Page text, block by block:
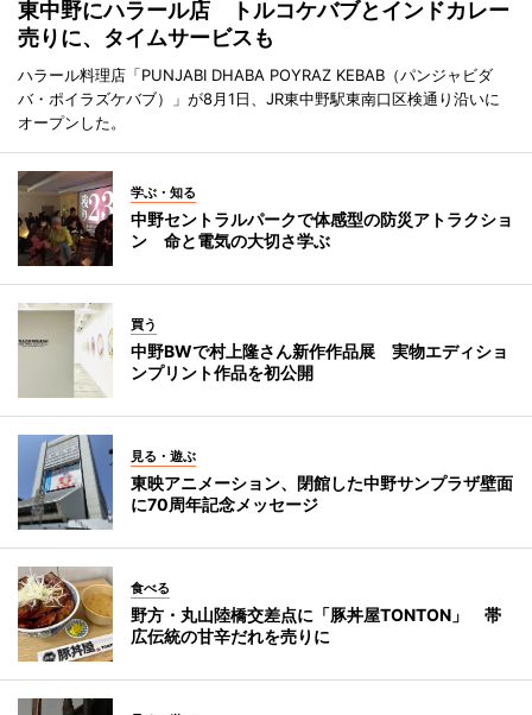
東中野にハラール店 トルコケバブとインドカレー
売りに、タイムサービスも
ハラール料理店「PUNJABI DHABA POYRAZ KEBAB（パンジャビダ
バ・ポイラズケバブ）」が8月1日、JR東中野駅東南口区検通り沿いに
オープンした。
学ぶ・知る
中野セントラルパークで体感型の防災アトラクショ
ン 命と電気の大切さ学ぶ
買う
中野BWで村上隆さん新作作品展 実物エディショ
ンプリント作品を初公開
見る・遊ぶ
東映アニメーション、閉館した中野サンプラザ壁面
に70周年記念メッセージ
食べる
野方・丸山陸橋交差点に「豚丼屋TONTON」 帯
広伝統の甘辛だれを売りに